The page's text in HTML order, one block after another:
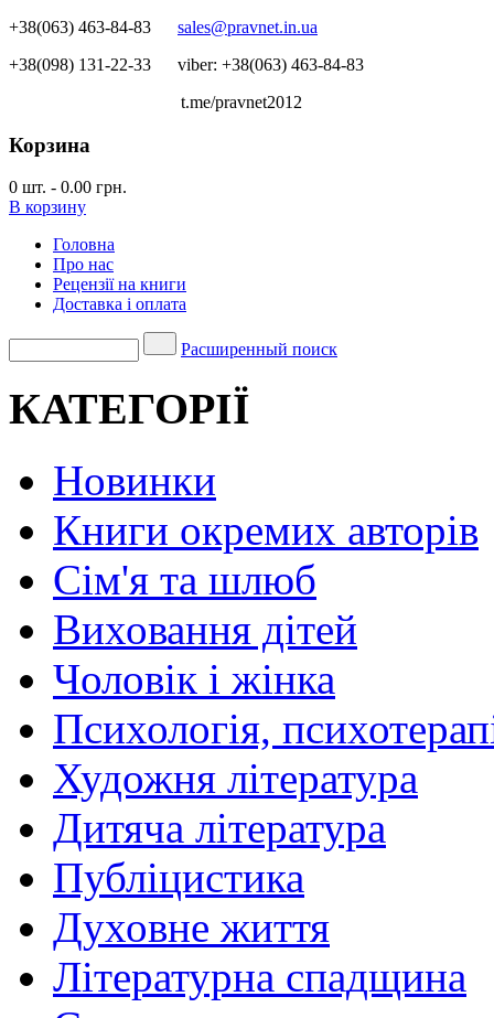
+38(063) 463-84-83 sales@pravnet.in.ua
+38(098) 131-22-33 viber: +38(063) 463-84-83
t.me/pravnet2012
Корзина
0 шт. - 0.00 грн.
В корзину
Головна
Про нас
Рецензії на книги
Доставка і оплата
Расширенный поиск
КАТЕГОРІЇ
Новинки
Книги окремих авторів
Сім'я та шлюб
Виховання дітей
Чоловік і жінка
Психологія,
Художня література
Дитяча література
Публіцистика
Духовне життя
Літературна спадщина